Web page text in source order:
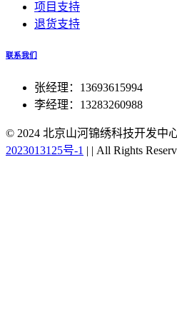
项目支持
退货支持
联系我们
张经理：13693615994
李经理：13283260988
© 2024 北京山河锦绣科技开发中
2023013125号-1 | | All Rights